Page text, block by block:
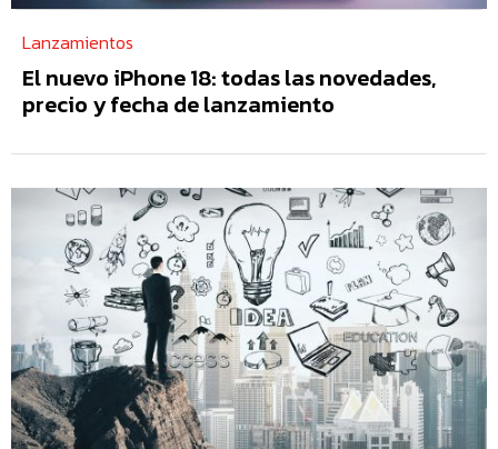
Lanzamientos
El nuevo iPhone 18: todas las novedades,
precio y fecha de lanzamiento